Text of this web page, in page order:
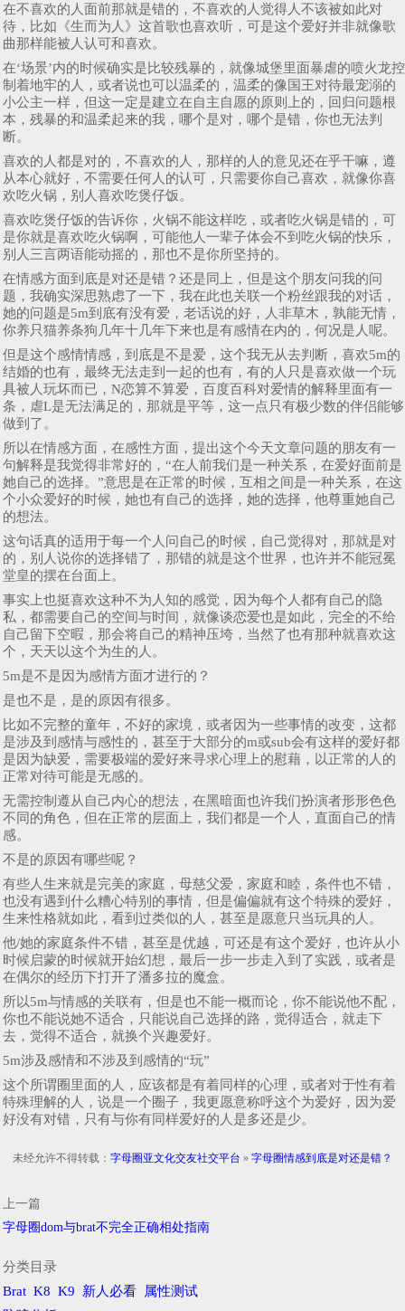
在不喜欢的人面前那就是错的，不喜欢的人觉得人不该被如此对
待，比如《生而为人》这首歌也喜欢听，可是这个爱好并非就像歌
曲那样能被人认可和喜欢。
在‘场景’内的时候确实是比较残暴的，就像城堡里面暴虐的喷火龙控
制着地牢的人，或者说也可以温柔的，温柔的像国王对待最宠溺的
小公主一样，但这一定是建立在自主自愿的原则上的，回归问题根
本，残暴的和温柔起来的我，哪个是对，哪个是错，你也无法判
断。
喜欢的人都是对的，不喜欢的人，那样的人的意见还在乎干嘛，遵
从本心就好，不需要任何人的认可，只需要你自己喜欢，就像你喜
欢吃火锅，别人喜欢吃煲仔饭。
喜欢吃煲仔饭的告诉你，火锅不能这样吃，或者吃火锅是错的，可
是你就是喜欢吃火锅啊，可能他人一辈子体会不到吃火锅的快乐，
别人三言两语能动摇的，那也不是你所坚持的。
在情感方面到底是对还是错？还是同上，但是这个朋友问我的问
题，我确实深思熟虑了一下，我在此也关联一个粉丝跟我的对话，
她的问题是5m到底有没有爱，老话说的好，人非草木，孰能无情，
你养只猫养条狗几年十几年下来也是有感情在内的，何况是人呢。
但是这个感情情感，到底是不是爱，这个我无从去判断，喜欢5m的
结婚的也有，最终无法走到一起的也有，有的人只是喜欢做一个玩
具被人玩坏而已，N恋算不算爱，百度百科对爱情的解释里面有一
条，虐L是无法满足的，那就是平等，这一点只有极少数的伴侣能够
做到了。
所以在情感方面，在感性方面，提出这个今天文章问题的朋友有一
句解释是我觉得非常好的，“在人前我们是一种关系，在爱好面前是
她自己的选择。”意思是在正常的时候，互相之间是一种关系，在这
个小众爱好的时候，她也有自己的选择，她的选择，他尊重她自己
的想法。
这句话真的适用于每一个人问自己的时候，自己觉得对，那就是对
的，别人说你的选择错了，那错的就是这个世界，也许并不能冠冕
堂皇的摆在台面上。
事实上也挺喜欢这种不为人知的感觉，因为每个人都有自己的隐
私，都需要自己的空间与时间，就像谈恋爱也是如此，完全的不给
自己留下空暇，那会将自己的精神压垮，当然了也有那种就喜欢这
个，天天以这个为生的人。
5m是不是因为感情方面才进行的？
是也不是，是的原因有很多。
比如不完整的童年，不好的家境，或者因为一些事情的改变，这都
是涉及到感情与感性的，甚至于大部分的m或sub会有这样的爱好都
是因为缺爱，需要极端的爱好来寻求心理上的慰藉，以正常的人的
正常对待可能是无感的。
无需控制遵从自己内心的想法，在黑暗面也许我们扮演者形形色色
不同的角色，但在正常的层面上，我们都是一个人，直面自己的情
感。
不是的原因有哪些呢？
有些人生来就是完美的家庭，母慈父爱，家庭和睦，条件也不错，
也没有遇到什么糟心特别的事情，但是偏偏就有这个特殊的爱好，
生来性格就如此，看到过类似的人，甚至是愿意只当玩具的人。
他/她的家庭条件不错，甚至是优越，可还是有这个爱好，也许从小
时候启蒙的时候就开始幻想，最后一步一步走入到了实践，或者是
在偶尔的经历下打开了潘多拉的魔盒。
所以5m与情感的关联有，但是也不能一概而论，你不能说他不配，
你也不能说她不适合，只能说自己选择的路，觉得适合，就走下
去，觉得不适合，就换个兴趣爱好。
5m涉及感情和不涉及到感情的“玩”
这个所谓圈里面的人，应该都是有着同样的心理，或者对于性有着
特殊理解的人，说是一个圈子，我更愿意称呼这个为爱好，因为爱
好没有对错，只有与你有同样爱好的人是多还是少。
未经允许不得转载： 字母圈亚文化交友社交平台 » 字母圈情感到底是对还是错？
上一篇
字母圈dom与brat不完全正确相处指南
分类目录
Brat K8 K9 新人必看
属性测试